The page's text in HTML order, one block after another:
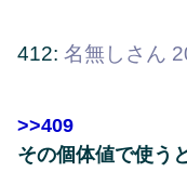
412: 名無しさん
>>409
その個体値で使う